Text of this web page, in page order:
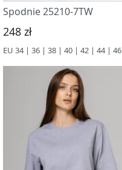
Spodnie 25210-7TW
248 zł
EU 34 | 36 | 38 | 40 | 42 | 44 | 46